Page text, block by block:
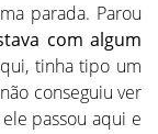
parada. Parou
com algum
tinha tipo um
conseguiu ver
passou aqui e